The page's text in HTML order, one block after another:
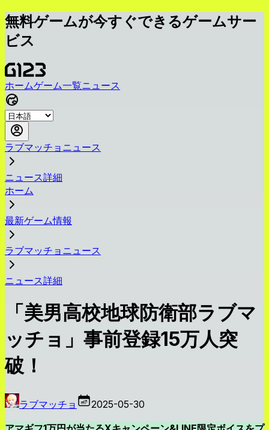
無料ゲームが今すぐできるゲームサー
ビス
ホームゲーム一覧ニュース
ラブマッチョニュース
ニュース詳細
ホーム
最新ゲーム情報
ラブマッチョニュース
ニュース詳細
「美男高校地球防衛部ラブマ
ッチョ」事前登録15万人突
破！
ラブマッチョ
2025-05-30